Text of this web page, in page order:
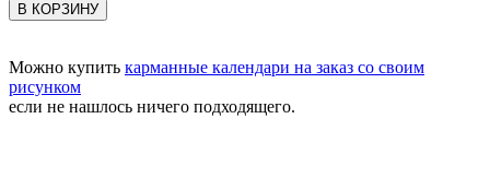
В КОРЗИНУ
Можно купить карманные календари на заказ со своим
рисунком
если не нашлось ничего подходящего.